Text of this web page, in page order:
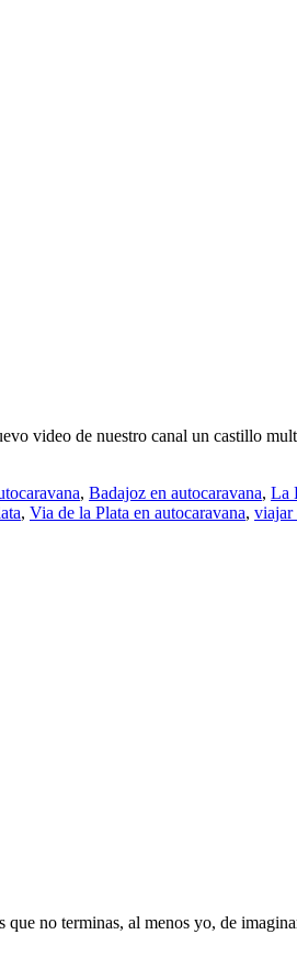
video de nuestro canal un castillo
, Badajoz en autocaravana, La
, Via de la Plata en autocaravana, viajar
no terminas, al menos yo, de